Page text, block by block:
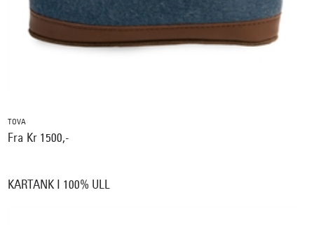
TOVA
Fra Kr 1500,-
KARTANK I 100% ULL